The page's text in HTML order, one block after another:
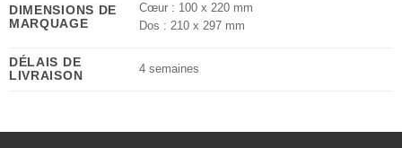
DIMENSIONS DE
MARQUAGE
Cœur : 100 x 220 mm
Dos : 210 x 297 mm
DÉLAIS DE
LIVRAISON
4 semaines